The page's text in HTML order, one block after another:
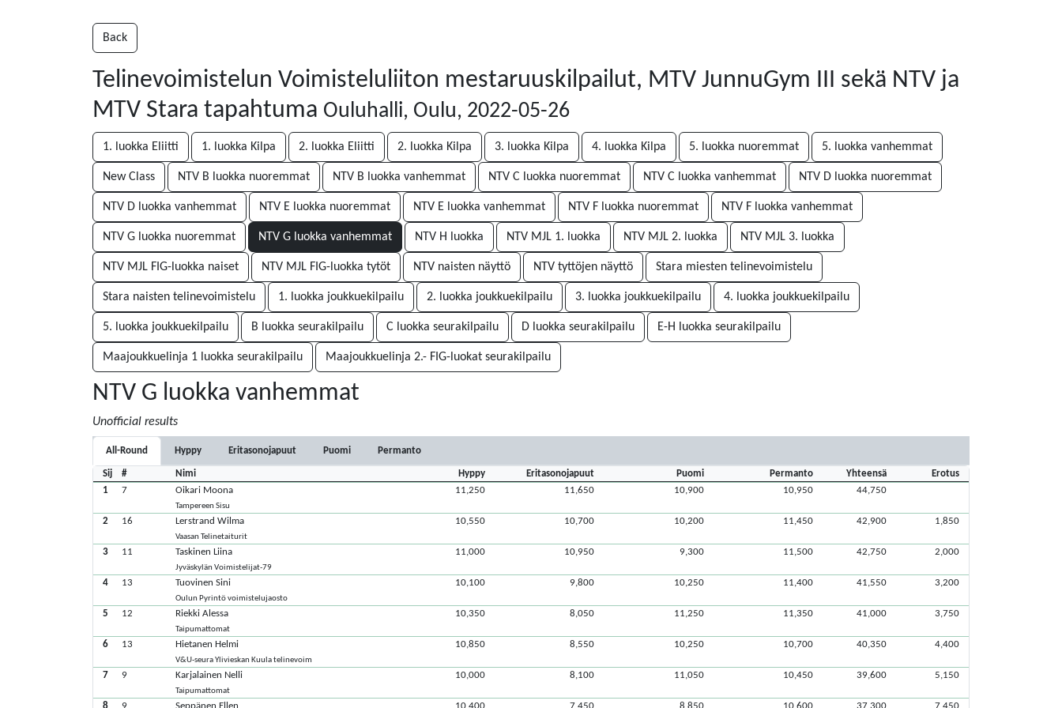
Back
Telinevoimistelun Voimisteluliiton mestaruuskilpailut, MTV JunnuGym III sekä NTV ja
MTV Stara tapahtuma Ouluhalli, Oulu, 2022-05-26
1. luokka Eliitti 1. luokka Kilpa 2. luokka Eliitti 2. luokka Kilpa 3. luokka Kilpa 4. luokka Kilpa 5. luokka nuoremmat 5. luokka vanhemmat
New Class NTV B luokka nuoremmat NTV B luokka vanhemmat NTV C luokka nuoremmat NTV C luokka vanhemmat NTV D luokka nuoremmat
NTV D luokka vanhemmat NTV E luokka nuoremmat NTV E luokka vanhemmat NTV F luokka nuoremmat NTV F luokka vanhemmat
NTV G luokka nuoremmat NTV G luokka vanhemmat NTV H luokka NTV MJL 1. luokka NTV MJL 2. luokka NTV MJL 3. luokka
NTV MJL FIG-luokka naiset NTV MJL FIG-luokka tytöt NTV naisten näyttö NTV tyttöjen näyttö Stara miesten telinevoimistelu
Stara naisten telinevoimistelu 1. luokka joukkuekilpailu 2. luokka joukkuekilpailu 3. luokka joukkuekilpailu 4. luokka joukkuekilpailu
5. luokka joukkuekilpailu B luokka seurakilpailu C luokka seurakilpailu D luokka seurakilpailu E-H luokka seurakilpailu
Maajoukkuelinja 1 luokka seurakilpailu Maajoukkuelinja 2.- FIG-luokat seurakilpailu
NTV G luokka vanhemmat
Unofficial results
All-Round Hyppy Eritasonojapuut Puomi Permanto
Sij # Nimi Hyppy Eritasonojapuut Puomi Permanto Yhteensä
Erotus
1
7 Oikari Moona
Tampereen Sisu
11,250 11,650 10,900 10,950 44,750
2 16 Lerstrand Wilma
Vaasan Telinetaiturit
10,550 10,700 10,200 11,450 42,900 1,850
3 11 Taskinen Liina
Jyväskylän Voimistelijat-79
11,000 10,950 9,300 11,500 42,750 2,000
4 13 Tuovinen Sini
Oulun Pyrintö voimistelujaosto
10,100 9,800 10,250 11,400 41,550 3,200
5 12 Riekki Alessa
Taipumattomat
10,350 8,050 11,250 11,350 41,000 3,750
6 13 Hietanen Helmi
V&U-seura Ylivieskan Kuula telinevoim
10,850 8,550 10,250 10,700 40,350 4,400
7 9 Karjalainen Nelli
Taipumattomat
10,000 8,100 11,050 10,450 39,600 5,150